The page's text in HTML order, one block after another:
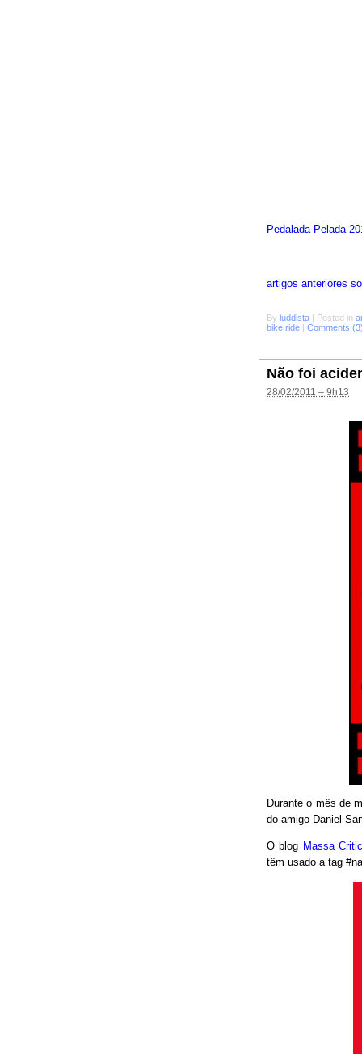
Pedalada Pelada
artigos anteriores
By luddista | Posted in
bike ride | Comments
Não foi
28/02/2011 – 9h13
Durante o mês de
do amigo Daniel
O blog Massa
têm usado a tag